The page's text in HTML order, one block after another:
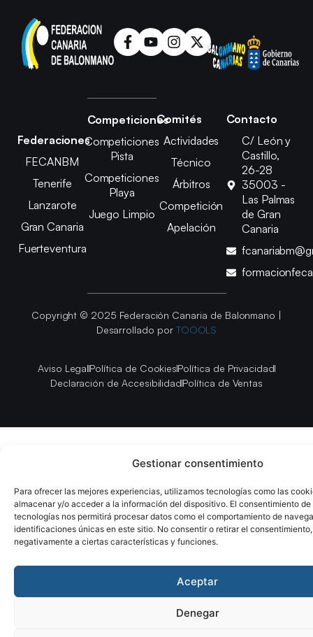
Gestionar consentimiento
Para ofrecer las mejores experiencias, utilizamos tecnologías como las
almacenar y/o acceder a la información del dispositivo. El consentimiento de
tecnologías nos permitirá procesar datos como el comportamiento de
identificaciones únicas en este sitio. No consentir o retirar el
negativamente a ciertas características y funciones.
Aceptar
Denegar
Federaciones
FECANBM
Tenerife
Lanzarote
Gran Canaria
Fuerteventura
Competiciones
Competiciones
Pista
Competiciones
Playa
Juego Limpio
Comités
Actividades
Técnico
Árbitros
Competición
Apelación
Contacto
C/ León y
Castillo,
26-28
35003 -
Las Palmas
de Gran
Canaria
Copyright © 2025 Federación Canaria de Balonmano |
Desarrollado por TOOOLS
Aviso LegalPolítica de CookiesPolítica de Privacidad
Declaración de AccesibilidadPolítica de Ventas